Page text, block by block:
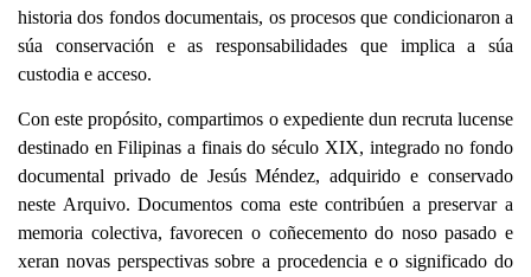
historia dos fondos documentais, os procesos que condicionaron a
súa conservación e as responsabilidades que implica a súa
custodia e acceso.
Con este propósito, compartimos o expediente dun recruta lucense
destinado en Filipinas a finais do século XIX, integrado no fondo
documental privado de Jesús Méndez, adquirido e conservado
neste Arquivo. Documentos coma este contribúen a preservar a
memoria colectiva, favorecen o coñecemento do noso pasado e
xeran novas perspectivas sobre a procedencia e o significado do